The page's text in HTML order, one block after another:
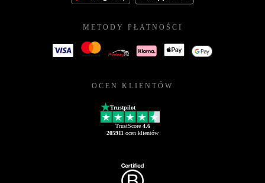
METODY PŁATNOŚCI
OCEN KLIENTÓW
Trustpilot
TrustScore 4.6
205911 ocen klientów